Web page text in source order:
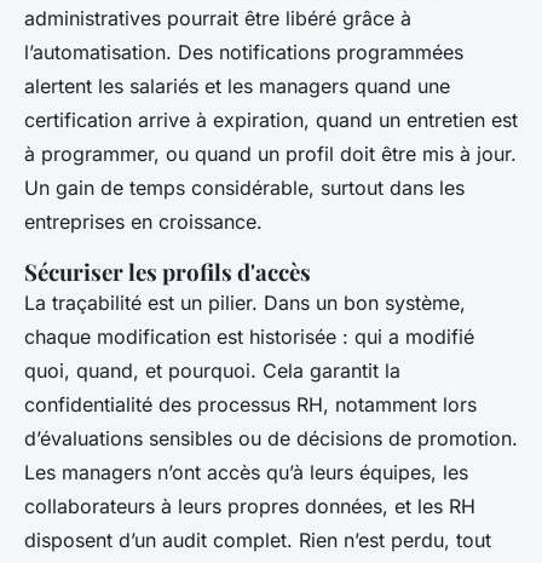
administratives pourrait être libéré grâce à
l’automatisation. Des notifications programmées
alertent les salariés et les managers quand une
certification arrive à expiration, quand un entretien est
à programmer, ou quand un profil doit être mis à jour.
Un gain de temps considérable, surtout dans les
entreprises en croissance.
Sécuriser les profils d'accès
La traçabilité est un pilier. Dans un bon système,
chaque modification est historisée : qui a modifié
quoi, quand, et pourquoi. Cela garantit la
confidentialité des processus RH, notamment lors
d’évaluations sensibles ou de décisions de promotion.
Les managers n’ont accès qu’à leurs équipes, les
collaborateurs à leurs propres données, et les RH
disposent d’un audit complet. Rien n’est perdu, tout